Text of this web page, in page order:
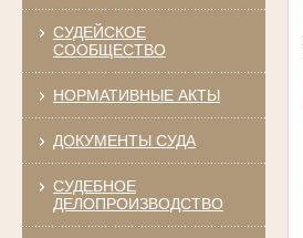
СУДЕЙСКОЕ
СООБЩЕСТВО
НОРМАТИВНЫЕ АКТЫ
ДОКУМЕНТЫ СУДА
СУДЕБНОЕ
ДЕЛОПРОИЗВОДСТВО